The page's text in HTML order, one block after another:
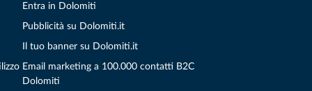
Entra in Dolomiti
Pubblicità su Dolomiti.it
Il tuo banner su Dolomiti.it
Email marketing a 100.000 contatti B2C
Dolomiti